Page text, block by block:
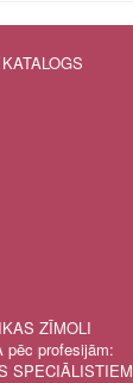
ZĪMOLI
pēc profesijām:
SPECIĀLISTIEM